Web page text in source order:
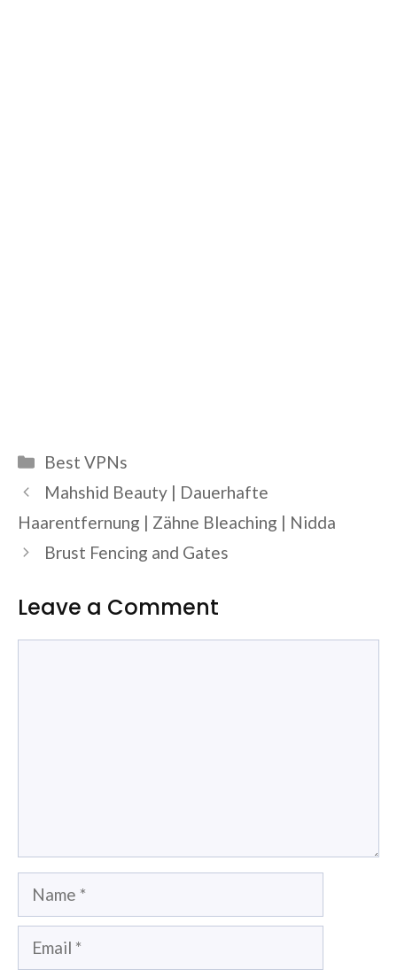
Categories
Best VPNs
Mahshid Beauty | Dauerhafte
Haarentfernung | Zähne Bleaching | Nidda
Brust Fencing and Gates
Leave a Comment
Name
Email